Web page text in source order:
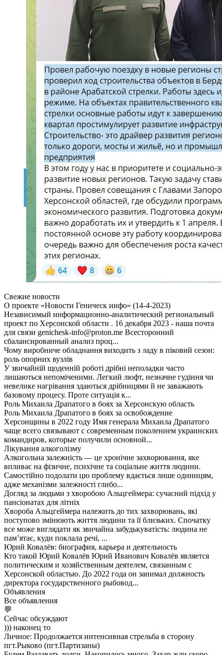
Свежие новости
О проекте «Новости Геническ инфо» (14-4-2023)
Независимый информационно-аналитический региональный
проект по Херсонской области . 16 декабря 2023 - наша почта
для связи genichesk-info@proton.me Всесторонний
сбалансированный анализ проц...
Чому виробниче обладнання виходить з ладу в піковий сезон:
роль опорних вузлів
У звичайній щоденній роботі дрібні неполадки часто
лишаються непоміченими. Легкий люфт, незначне гудіння чи
невелике нагрівання здаються дрібницями й не заважають
базовому процесу. Проте ситуація к...
Роль Михаила Драпатого в боях за Херсонскую область
Роль Михаила Драпатого в боях за освобождение
Херсонщины в 2022 году Имя генерала Михаила Драпатого
чаще всего связывают с современным поколением украинских
командиров, которые получили основной...
Лікування алкоголізму
Алкогольна залежність — це хронічне захворювання, яке
впливає на фізичне, психічне та соціальне життя людини.
Самостійно подолати цю проблему вдається лише одиницям,
адже механізми залежності глибо...
Догляд за людьми з хворобою Альцгеймера: сучасний підхід у
пансіонатах для літніх
Хвороба Альцгеймера належить до тих захворювань, які
поступово змінюють життя людини та її близьких. Спочатку
все може виглядати як звичайна забудькуватість: людина не
пам’ятає, куди поклала речі, ...
Юрий Ковалёв: биография, карьера и деятельность
Кто такой Юрий Ковалёв Юрий Иванович Ковалёв является
политическим и хозяйственным деятелем, связанным с
Херсонской областью. До 2022 года он занимал должность
директора государственного рыбовод...
Объявления
Все объявления
💬
Сейчас обсуждают
))) наконец то
Личное: Продолжается интенсивная стрельба в сторону
пгт.Рыково (пгт.Партизаны)